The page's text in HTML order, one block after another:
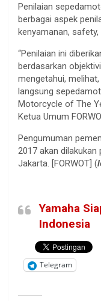
Penilaian
berbagai aspek
kenyamanan,
“Penilaian ini
berdasarkan
mengetahui,
langsung
Motorcycle of The
Ketua Umum
Pengumuman
2017 akan dilakukan
Jakarta. [FORWOT] (
Yamaha
Indonesia
Telegram